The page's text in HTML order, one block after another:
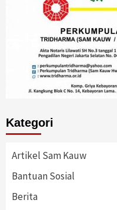
Kategori
Artikel Sam Kauw
Bantuan Sosial
Berita